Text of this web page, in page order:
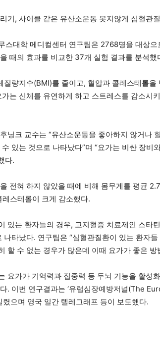
DE)
기, 사이클 같은 유산소운동 못지않게 심혈관
스대학 메디컬센터 연구팀은 2768명을 대상
때의 효과를 비교한 37개 실험 결과를 분석했
질량지수(BMI)를 줄이고, 혈압과 콜레스테롤
는 신체를 유연하게 하고 스트레스를 감소시
닝크 교수는 “유산소운동을 좋아하지 않거나
있는 것으로 나타났다”며 “요가는 비싼 장비
다.
전혀 하지 않았을 때에 비해 몸무게를 평균
스테롤이 크게 감소했다.
있는 환자들의 경우, 고지혈증 치료제인 스타
나타났다. 연구팀은 “심혈관질환이 있는 환자
할 수 없는 경우가 많은데 이때 요가가 좋은 방
요가가 기억력과 집중력 등 두뇌 기능을 활성
. 이번 연구결과는 ‘유럽심장예방저널(The
렸으며 영국 일간 텔레그래프 등이 보도했다.